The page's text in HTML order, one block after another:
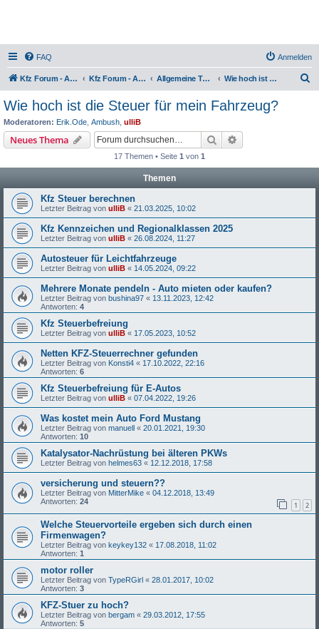
FAQ Anmelden
Kfz Forum - Auto, Motorrad und LKW Kfz Forum - Auto, Motorrad und LKW Allgemeine Themen rund ums Kfz Wie hoch ist die Steuer für mein Fahrzeug?
Wie hoch ist die Steuer für mein Fahrzeug?
Moderatoren: Erik.Ode Ambush ulliB
Neues Thema Suche
17 Themen • Seite 1 von 1
Themen
Kfz Steuer berechnen
Letzter Beitrag von ulliB « 21.03.2025, 10:02
Kfz Kennzeichen und Regionalklassen 2025
Letzter Beitrag von ulliB « 26.08.2024, 11:27
Autosteuer für Leichtfahrzeuge
Letzter Beitrag von ulliB « 14.05.2024, 09:22
Mehrere Monate pendeln - Auto mieten oder kaufen?
Letzter Beitrag von bushina97 « 13.11.2023, 12:42
Antworten: 4
Kfz Steuerbefreiung
Letzter Beitrag von ulliB « 17.05.2023, 10:52
Netten KFZ-Steuerrechner gefunden
Letzter Beitrag von Konsti4 « 17.10.2022, 22:16
Antworten: 6
Kfz Steuerbefreiung für E-Autos
Letzter Beitrag von ulliB « 07.04.2022, 19:26
Was kostet mein Auto Ford Mustang
Letzter Beitrag von manuell « 20.01.2021, 19:30
Antworten: 10
Katalysator-Nachrüstung bei älteren PKWs
Letzter Beitrag von helmes63 « 12.12.2018, 17:58
versicherung und steuern??
Letzter Beitrag von MitterMike « 04.12.2018, 13:49
Antworten: 24 1 2
Welche Steuervorteile ergeben sich durch einen
Firmenwagen?
Letzter Beitrag von keykey132 « 17.08.2018, 11:02
Antworten: 1
motor roller
Letzter Beitrag von TypeRGirl « 28.01.2017, 10:02
Antworten: 3
KFZ-Stuer zu hoch?
Letzter Beitrag von bergam « 29.03.2012, 17:55
Antworten: 5